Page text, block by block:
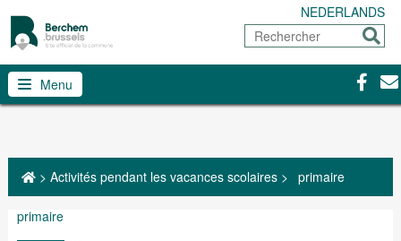
NEDERLANDS
Rechercher
Menu
> Activités pendant les vacances scolaires> primaire
primaire